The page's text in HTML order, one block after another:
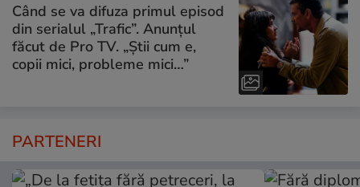
Când se va difuza primul episod
din serialul „Trafic”. Anunțul
făcut de Pro TV. „Știi cum e,
copii mici, probleme mici…”
PARTENERI